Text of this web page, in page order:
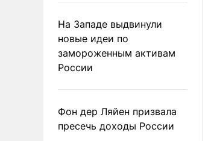
На Западе выдвинули
новые идеи по
замороженным активам
России
Фон дер Ляйен призвала
пресечь доходы России